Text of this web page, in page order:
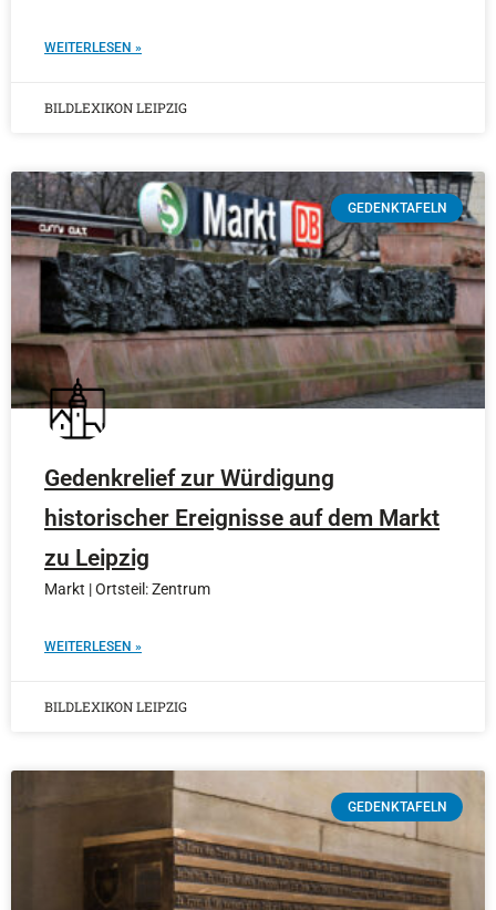
WEITERLESEN »
BILDLEXIKON LEIPZIG
GEDENKTAFELN
Gedenkrelief zur Würdigung
historischer Ereignisse auf dem Markt
zu Leipzig
Markt | Ortsteil: Zentrum
WEITERLESEN »
BILDLEXIKON LEIPZIG
GEDENKTAFELN